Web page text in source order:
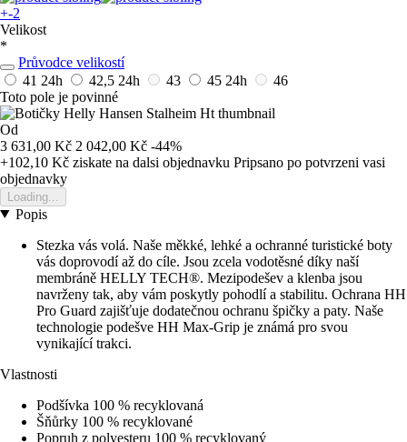
+-2
Velikost
*
Průvodce velikostí
41 24h 42,5 24h 43 45 24h
46
Toto pole je povinné
Od
3 631,00 Kč 2 042,00 Kč -44%
+102,10 Kč ziskate na dalsi objednavku Pripsano po potvrzeni vasi
objednavky
Loading...
Popis
Stezka vás volá. Naše měkké, lehké a ochranné turistické boty
vás doprovodí až do cíle. Jsou zcela vodotěsné díky naší
membráně HELLY TECH®. Mezipodešev a klenba jsou
navrženy tak, aby vám poskytly pohodlí a stabilitu. Ochrana HH
Pro Guard zajišťuje dodatečnou ochranu špičky a paty. Naše
technologie podešve HH Max-Grip je známá pro svou
vynikající trakci.
Vlastnosti
Podšívka 100 % recyklovaná
Šňůrky 100 % recyklované
Popruh z polyesteru 100 % recyklovaný